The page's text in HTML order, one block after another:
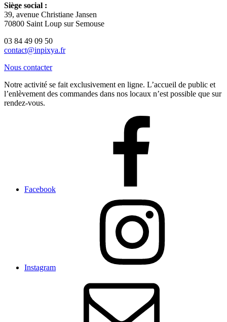
Siège social :
39, avenue Christiane Jansen
70800 Saint Loup sur Semouse
03 84 49 09 50
contact@inpixya.fr
Nous contacter
Notre activité se fait exclusivement en ligne. L’accueil de public et
l’enlèvement des commandes dans nos locaux n’est possible que sur
rendez-vous.
Facebook
Instagram